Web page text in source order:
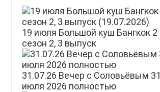
19 июля Большой куш Бангкок 2
сезон 2, 3 выпуск
31.07.26 Вечер с Соловьёвым 31
июля 2026 полностью